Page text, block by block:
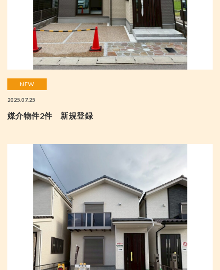
NEW
2025.07.25
媒介物件2件 新規登録